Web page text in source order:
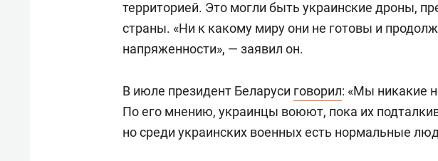
территорией. Это могли быть украинские дроны,
страны. «Ни к какому миру они не готовы и
напряженности», — заявил он.
В июле президент Беларуси говорил: «Мы никакие
По его мнению, украинцы воюют, пока их
но среди украинских военных есть нормальные